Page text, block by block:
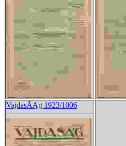
VajdasĂĄg 1923/1006